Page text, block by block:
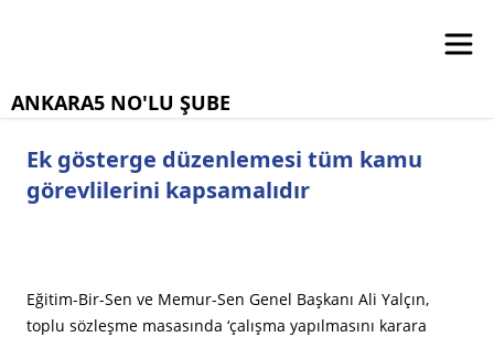
ANKARA5 NO'LU ŞUBE
Ek gösterge düzenlemesi tüm kamu
görevlilerini kapsamalıdır
Eğitim-Bir-Sen ve Memur-Sen Genel Başkanı Ali Yalçın,
toplu sözleşme masasında ‘çalışma yapılmasını karara